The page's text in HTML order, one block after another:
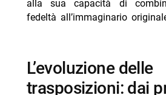
alla sua capacità di
fedeltà all’immaginario
l’evoluzione delle
trasposizioni: dai